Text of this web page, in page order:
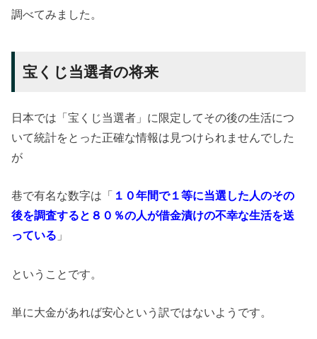
調べてみました。
宝くじ当選者の将来
日本では「宝くじ当選者」に限定してその後の生活につ
いて統計をとった正確な情報は見つけられませんでした
が
巷で有名な数字は「 １０年間で１等に当選した人のその
後を調査すると８０％の人が借金漬けの不幸な生活を送
っている 」
ということです。
単に大金があれば安心という訳ではないようです。